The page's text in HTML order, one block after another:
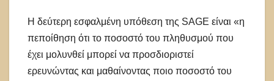
Η δεύτερη εσφαλμένη υπόθεση της SAGE είναι «η
πεποίθηση ότι το ποσοστό του πληθυσμού που
έχει μολυνθεί μπορεί να προσδιοριστεί
ερευνώντας και μαθαίνοντας ποιο ποσοστό του